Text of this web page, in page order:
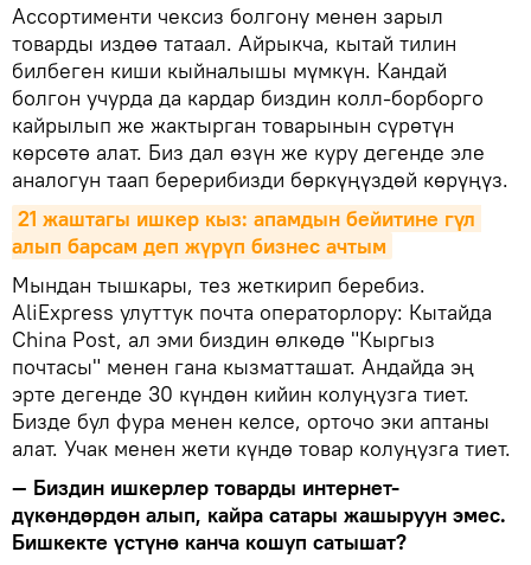
Ассортименти чексиз болгону менен зарыл
товарды издөө татаал. Айрыкча, кытай тилин
билбеген киши кыйналышы мүмкүн. Кандай
болгон учурда да кардар биздин колл-борборго
кайрылып же жактырган товарынын сүрөтүн
көрсөтө алат. Биз дал өзүн же куру дегенде эле
аналогун таап берерибизди бөркүңүздөй көрүңүз.
21 жаштагы ишкер кыз: апамдын бейитине гүл
алып барсам деп жүрүп бизнес ачтым
Мындан тышкары, тез жеткирип беребиз.
AliExpress улуттук почта операторлору: Кытайда
China Post, ал эми биздин өлкөдө "Кыргыз
почтасы" менен гана кызматташат. Андайда эң
эрте дегенде 30 күндөн кийин колуңузга тиет.
Бизде бул фура менен келсе, орточо эки аптаны
алат. Учак менен жети күндө товар колуңузга тиет.
— Биздин ишкерлер товарды интернет-
дүкөндөрдөн алып, кайра сатары жашыруун эмес.
Бишкекте үстүнө канча кошуп сатышат?